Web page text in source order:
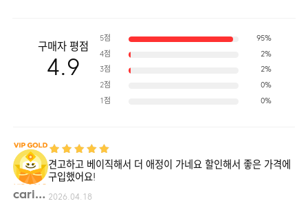
구매자 평점
4.9
5점 95%
4점 2%
3점 2%
2점 0%
1점 0%
cari1**
견고하고 베이직해서 더 애정이 가네요 할인해서 좋은 가격에
구입했어요!
2026.04.18